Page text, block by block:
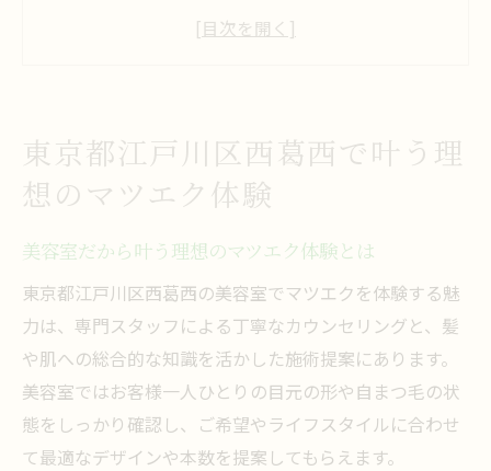
美容室で受けるマツエクの魅力を徹底解説
美容室の技術で叶うナチュラルな目元美
初めてのマツエクなら美容室のカウンセリング
美容室のカウンセリングで自分に最適なマ
ツエク提案
初めての方も安心な美容室の丁寧な説明と
対応
美容室で受けるマツエク前の相談が重要な
理由
東京都江戸川区西葛西で叶う理
想のマツエク体験
美容室だから叶う理想のマツエク体験とは
東京都江戸川区西葛西の美容室でマツエクを体験する魅
力は、専門スタッフによる丁寧なカウンセリングと、髪
や肌への総合的な知識を活かした施術提案にあります。
美容室ではお客様一人ひとりの目元の形や自まつ毛の状
態をしっかり確認し、ご希望やライフスタイルに合わせ
て最適なデザインや本数を提案してもらえます。